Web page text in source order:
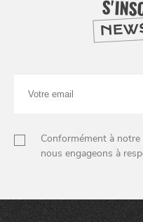
email
Conformément à
nous engageons à